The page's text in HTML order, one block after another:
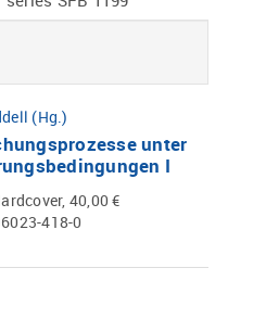
(Hg.)
unter
I
40,00 €
418-0